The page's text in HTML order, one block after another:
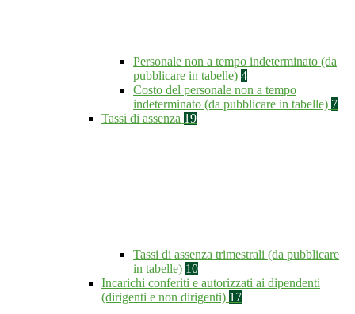
Personale non a tempo indeterminato (da
pubblicare in tabelle) 4
Costo del personale non a tempo
indeterminato (da pubblicare in tabelle) 7
Tassi di assenza 19
Tassi di assenza trimestrali (da pubblicare
in tabelle) 10
Incarichi conferiti e autorizzati ai dipendenti
(dirigenti e non dirigenti) 17